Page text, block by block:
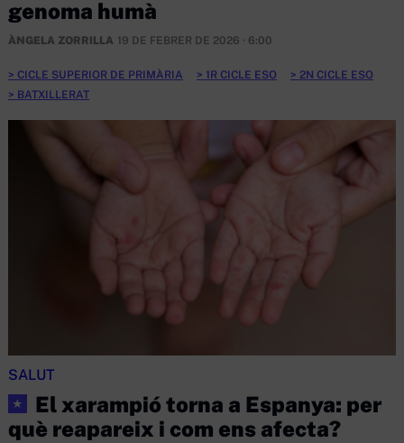
genoma humà
ÀNGELA ZORRILLA 19 DE FEBRER DE 2026 · 6:00
CICLE SUPERIOR DE PRIMÀRIA 1R CICLE ESO
2N CICLE ESO
BATXILLERAT
SALUT
★
El xarampió torna a Espanya: per
què reapareix i com ens afecta?